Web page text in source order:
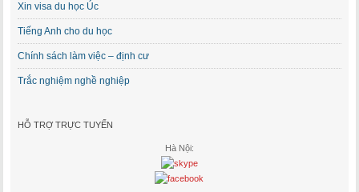
Xin visa du học Úc
Tiếng Anh cho du học
Chính sách làm việc – định cư
Trắc nghiệm nghề nghiệp
HỖ TRỢ TRỰC TUYẾN
Hà Nội: